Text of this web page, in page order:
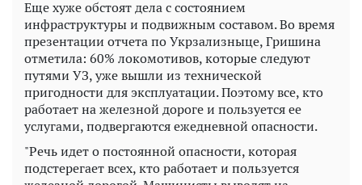
Еще хуже обстоят дела с состоянием
инфраструктуры и подвижным составом. Во время
презентации отчета по Укрзализныце, Гришина
отметила: 60% локомотивов, которые следуют
путями УЗ, уже вышли из технической
пригодности для эксплуатации. Поэтому все, кто
работает на железной дороге и пользуется ее
услугами, подвергаются ежедневной опасности.
"Речь идет о постоянной опасности, которая
подстерегает всех, кто работает и пользуется